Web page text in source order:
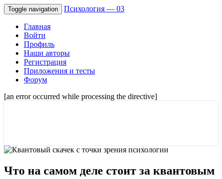
Toggle navigation Психология — 03
Главная
Войти
Профиль
Наши авторы
Регистрация
Приложения и тесты
Форум
[an error occurred while processing the directive]
проблемы.
Что
на
Что на самом деле стоит за квантовым